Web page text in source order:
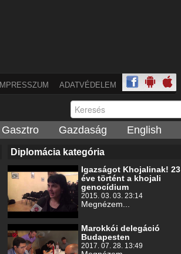
IMPRESSZUM ADATVÉDELEM
Gasztro Gazdaság English
Diplomácia kategória
Igazságot Khojalinak! 23
éve történt a khojali
genocídium
2015. 03. 03. 23:14
Megnézem...
Marokkói delegáció
Budapesten
2017. 07. 28. 13:49